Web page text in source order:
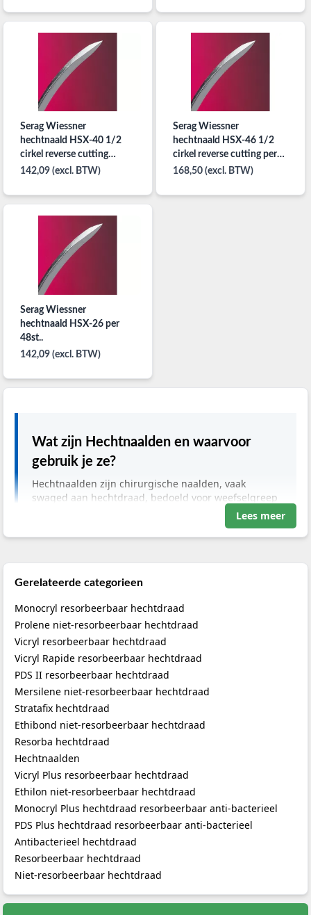
Gerelateerde categorieen
Monocryl resorbeerbaar hechtdraad
Prolene niet-resorbeerbaar hechtdraad
Vicryl resorbeerbaar hechtdraad
Vicryl Rapide resorbeerbaar hechtdraad
PDS II resorbeerbaar hechtdraad
Mersilene niet-resorbeerbaar hechtdraad
Stratafix hechtdraad
Ethibond niet-resorbeerbaar hechtdraad
Resorba hechtdraad
Hechtnaalden
Vicryl Plus resorbeerbaar hechtdraad
Ethilon niet-resorbeerbaar hechtdraad
Monocryl Plus hechtdraad resorbeerbaar anti-bacterieel
PDS Plus hechtdraad resorbeerbaar anti-bacterieel
Antibacterieel hechtdraad
Resorbeerbaar hechtdraad
Niet-resorbeerbaar hechtdraad
Serag Wiessner
hechtnaald HSX-40 1/2
cirkel reverse cutting
40mm per 24x2st.
142,09 (excl. BTW)
Serag Wiessner
hechtnaald HSX-46 1/2
cirkel reverse cutting per
24x2st.
168,50 (excl. BTW)
Serag Wiessner
hechtnaald HSX-26 per
48st..
142,09 (excl. BTW)
Wat zijn Hechtnaalden en waarvoor
gebruik je ze?
Hechtnaalden zijn chirurgische naalden, vaak
swaged aan hechtdraad, bedoeld voor weefselgreep
atraumatische rondpuntsnaalden en cutting of
reverse‑cutting naalden op basis van weefsel (fascie,
septum‑of draadreacties te minimaliseren;
documenteer gebruikte combinatie en lotnummer in
Hechtnaalden voor professioneel medisch
gebruik
Hechtnaalden worden gecategoriseerd op puntvorm,
kromming en afmeting. Puntvormen omvatten
rondpunt/taper (voor zacht weefsel zoals darm), cutting
(voor huid), en reverse cutting (verkleint het risico op
draadinscheuring bij huidnaald). Kroming (1/4, 3/8, 1/2
gebieden.
Swaged naalden (atraumatisch) hebben hechtdraad direct
vastgelast, wat weefselschade reduceert en handling
vergemakkelijkt. Gescheiden needles met oog (threaded)
weefselschade en verhoogde operatie‑tijd.
Kenmerken van ons assortiment
tapercut.
Lees meer